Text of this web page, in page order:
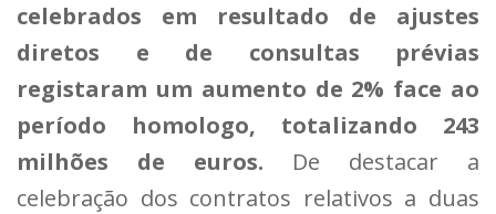
celebrados em resultado de ajustes
diretos e de consultas prévias
registaram um aumento de 2% face ao
período homologo, totalizando 243
milhões de euros. De destacar a
celebração dos contratos relativos a duas